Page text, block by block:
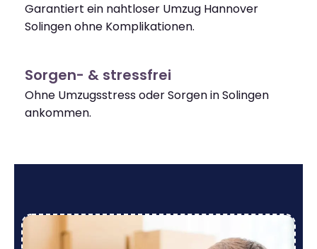
Garantiert ein nahtloser Umzug Hannover
Solingen ohne Komplikationen.
Sorgen- & stressfrei
Ohne Umzugsstress oder Sorgen in Solingen
ankommen.